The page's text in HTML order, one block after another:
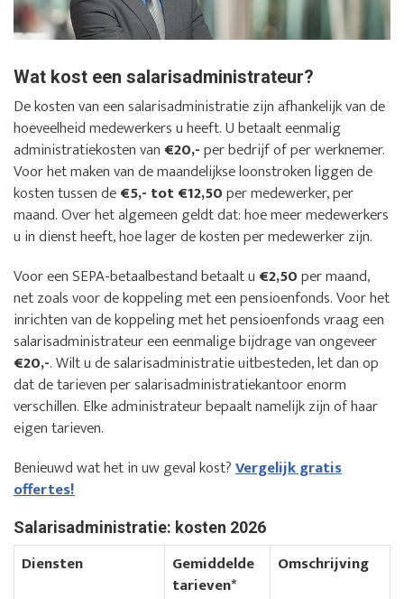
Wat kost een salarisadministrateur?
De kosten van een salarisadministratie zijn afhankelijk van de
hoeveelheid medewerkers u heeft. U betaalt eenmalig
administratiekosten van €20,-per bedrijf of per werknemer.
Voor het maken van de maandelijkse loonstroken liggen de
kosten tussen de€5,- tot €12,50per medewerker, per
maand. Over het algemeen geldt dat: hoe meer medewerkers
u in dienst heeft, hoe lager de kosten per medewerker zijn.
Voor een SEPA-betaalbestand betaalt u €2,50per maand,
net zoals voor de koppeling met een pensioenfonds. Voor het
inrichten van de koppeling met het pensioenfonds vraag een
salarisadministrateur een eenmalige bijdrage van ongeveer
€20,-. Wilt u de salarisadministratie uitbesteden, let dan op
dat de tarieven per salarisadministratiekantoor enorm
verschillen. Elke administrateur bepaalt namelijk zijn of haar
eigen tarieven.
Benieuwd wat het in uw geval kost?Vergelijk gratis
offertes!
Salarisadministratie: kosten 2026
Diensten
Gemiddelde
tarieven*
Omschrijving